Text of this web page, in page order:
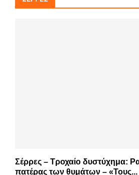
Σέρρες – Τροχαίο δυστύχημα:
πατέρας των θυμάτων – «Τους...